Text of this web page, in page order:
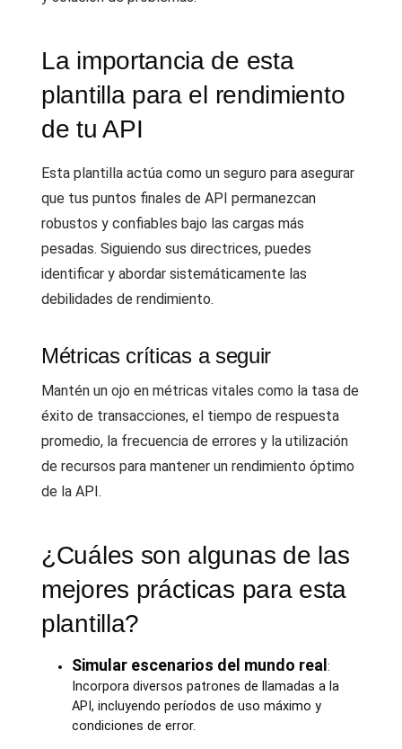
La importancia de esta
plantilla para el rendimiento
de tu API
Esta plantilla actúa como un seguro para asegurar
que tus puntos finales de API permanezcan
robustos y confiables bajo las cargas más
pesadas. Siguiendo sus directrices, puedes
identificar y abordar sistemáticamente las
debilidades de rendimiento.
Métricas críticas a seguir
Mantén un ojo en métricas vitales como la tasa de
éxito de transacciones, el tiempo de respuesta
promedio, la frecuencia de errores y la utilización
de recursos para mantener un rendimiento óptimo
de la API.
¿Cuáles son algunas de las
mejores prácticas para esta
plantilla?
Simular escenarios del mundo real :
Incorpora diversos patrones de llamadas a la
API, incluyendo períodos de uso máximo y
condiciones de error.